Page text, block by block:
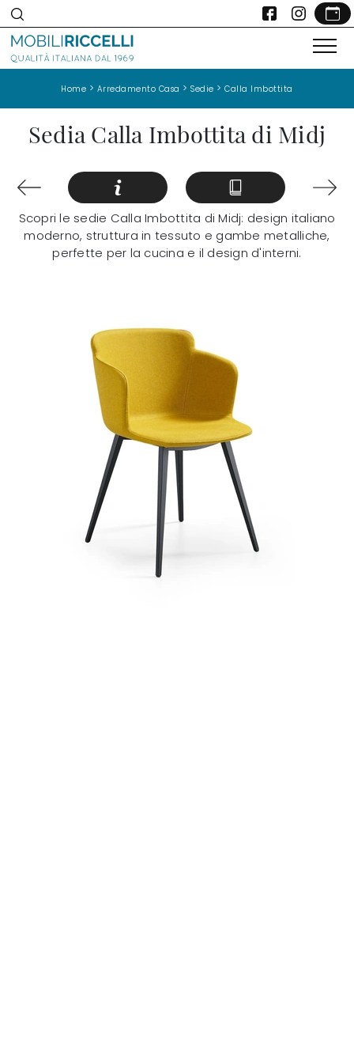
Home > Arredamento Casa >Sedie >Calla Imbottita
Sedia Calla Imbottita di Midj
Scopri le sedie Calla Imbottita di Midj: design italiano
moderno, struttura in tessuto e gambe metalliche,
perfette per la cucina e il design d'interni.